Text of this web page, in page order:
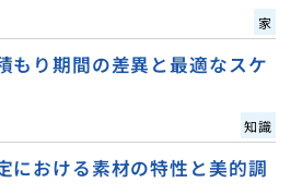
家
もり期間の差異と最適なスケ
知識
における素材の特性と美的調